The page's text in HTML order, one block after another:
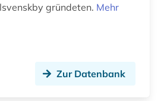
gründeten. Mehr
Zur Datenbank